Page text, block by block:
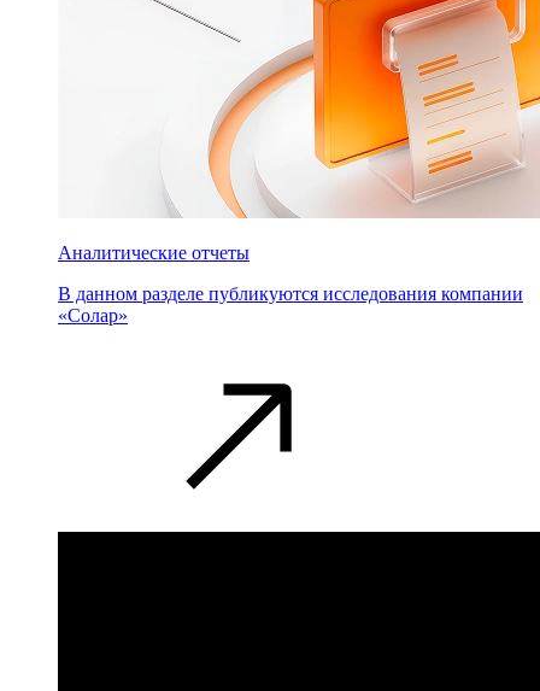
Аналитические отчеты
В данном разделе публикуются исследования компании
«Солар»